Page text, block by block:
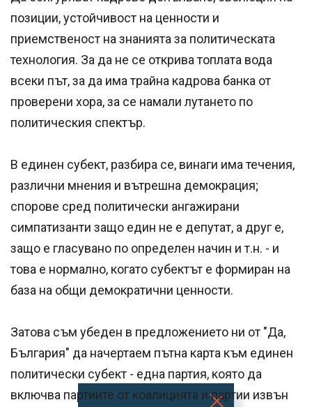
позиции, устойчивост на ценности и
приемственост на знанията за политическата
технология. За да не се открива топлата вода
всеки път, за да има трайна кадрова банка от
проверени хора, за се намали лутането по
политическия спектър.
В единен субект, разбира се, винаги има течения,
различни мнения и вътрешна демокрация;
спорове сред политически ангажирани
симпатизанти защо един не е депутат, а друг е,
защо е гласувано по определен начин и т.н. - и
това е нормално, когато субектът е формиран на
база на общи демократични ценности.
Затова съм убеден в предложението ни от "Да,
България" да начертаем пътна карта към единен
политически субект - една партия, която да
включва партиите от коалицията и партии извън